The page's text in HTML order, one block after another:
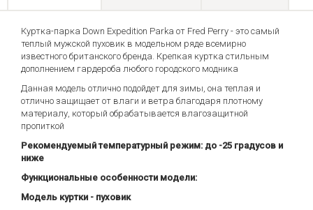
Куртка-парка Down Expedition Parka от Fred Perry - это самый
теплый мужской пуховик в модельном ряде всемирно
известного британского бренда. Крепкая куртка стильным
дополнением гардероба любого городского модника
Данная модель отлично подойдет для зимы, она теплая и
отлично защищает от влаги и ветра благодаря плотному
материалу, который обрабатывается влагозащитной
пропиткой
Рекомендуемый температурный режим: до -25 градусов и
ниже
Функциональные особенности модели:
Модель куртки - пуховик